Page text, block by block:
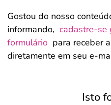
Gostou do nosso
informando, cadastre-se
formulário para receber
diretamente em seu e-
Isto